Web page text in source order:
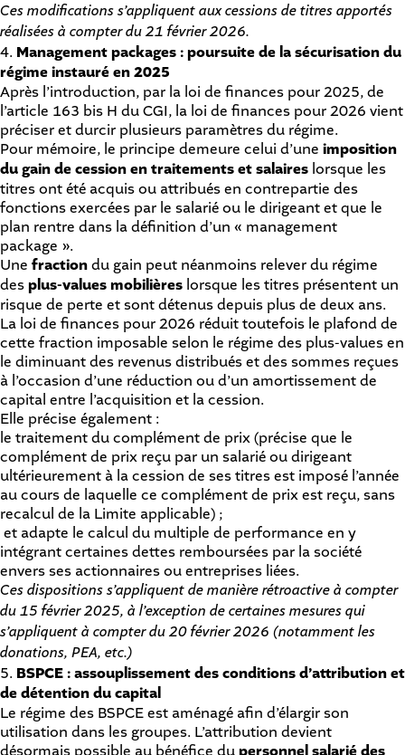
Ces modifications s’appliquent aux cessions de titres apportés
réalisées à compter du 21 février 2026.
4. Management packages : poursuite de la sécurisation du
régime instauré en 2025
Après l’introduction, par la loi de finances pour 2025, de
l’article 163 bis H du CGI, la loi de finances pour 2026 vient
préciser et durcir plusieurs paramètres du régime.
Pour mémoire, le principe demeure celui d’une imposition
du gain de cession en traitements et salaires lorsque les
titres ont été acquis ou attribués en contrepartie des
fonctions exercées par le salarié ou le dirigeant et que le
plan rentre dans la définition d’un « management
package ».
Une fractiondu gain peut néanmoins relever du régime
desplus-values mobilières lorsque les titres présentent un
risque de perte et sont détenus depuis plus de deux ans.
La loi de finances pour 2026 réduit toutefois le plafond de
cette fraction imposable selon le régime des plus-values en
le diminuant des revenus distribués et des sommes reçues
à l’occasion d’une réduction ou d’un amortissement de
capital entre l’acquisition et la cession.
Elle précise également :
le traitement du complément de prix (précise que le
complément de prix reçu par un salarié ou dirigeant
ultérieurement à la cession de ses titres est imposé l’année
au cours de laquelle ce complément de prix est reçu, sans
recalcul de la Limite applicable) ;
et adapte le calcul du multiple de performance en y
intégrant certaines dettes remboursées par la société
envers ses actionnaires ou entreprises liées.
Ces dispositions s’appliquent de manière rétroactive à compter
du 15 février 2025, à l’exception de certaines mesures qui
s’appliquent à compter du 20 février 2026 (notamment les
donations, PEA, etc.)
5. BSPCE : assouplissement des conditions d’attribution et
de détention du capital
Le régime des BSPCE est aménagé afin d’élargir son
utilisation dans les groupes. L’attribution devient
désormais possible au bénéfice du